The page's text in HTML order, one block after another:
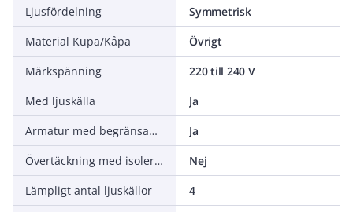
Ljusfördelning
Symmetrisk
Material Kupa/Kåpa
Övrigt
Märkspänning
220 till 240 V
Med ljuskälla
Ja
Armatur med begränsad yttemperatur "D" (EN 60598-2-24)
Ja
Övertäckning med isolering
Nej
Lämpligt antal ljuskällor
4